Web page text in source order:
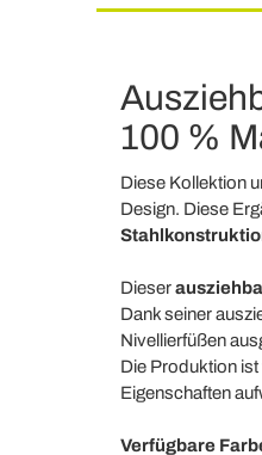
100 %
Diese Kollektion
Design. Diese
Dieser
Dank seiner
Nivellierfüßen
Die Produktion
Eigenschaften
Verfügbare